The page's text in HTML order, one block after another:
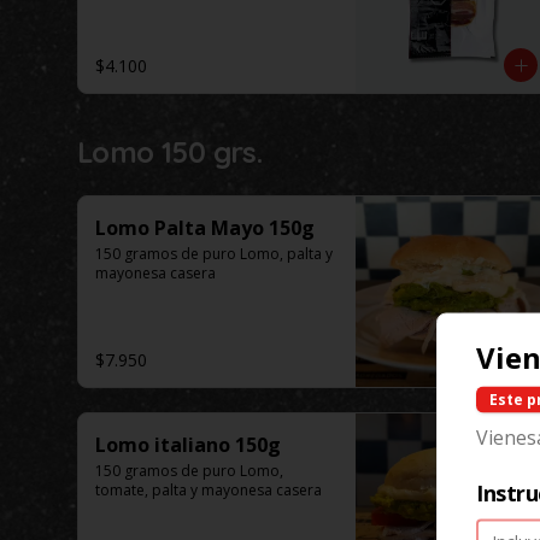
$4.100
Lomo 150 grs.
Lomo Palta Mayo 150g
150 gramos de puro Lomo, palta y
mayonesa casera
$7.950
Lomo italiano 150g
150 gramos de puro Lomo,
tomate, palta y mayonesa casera
Este